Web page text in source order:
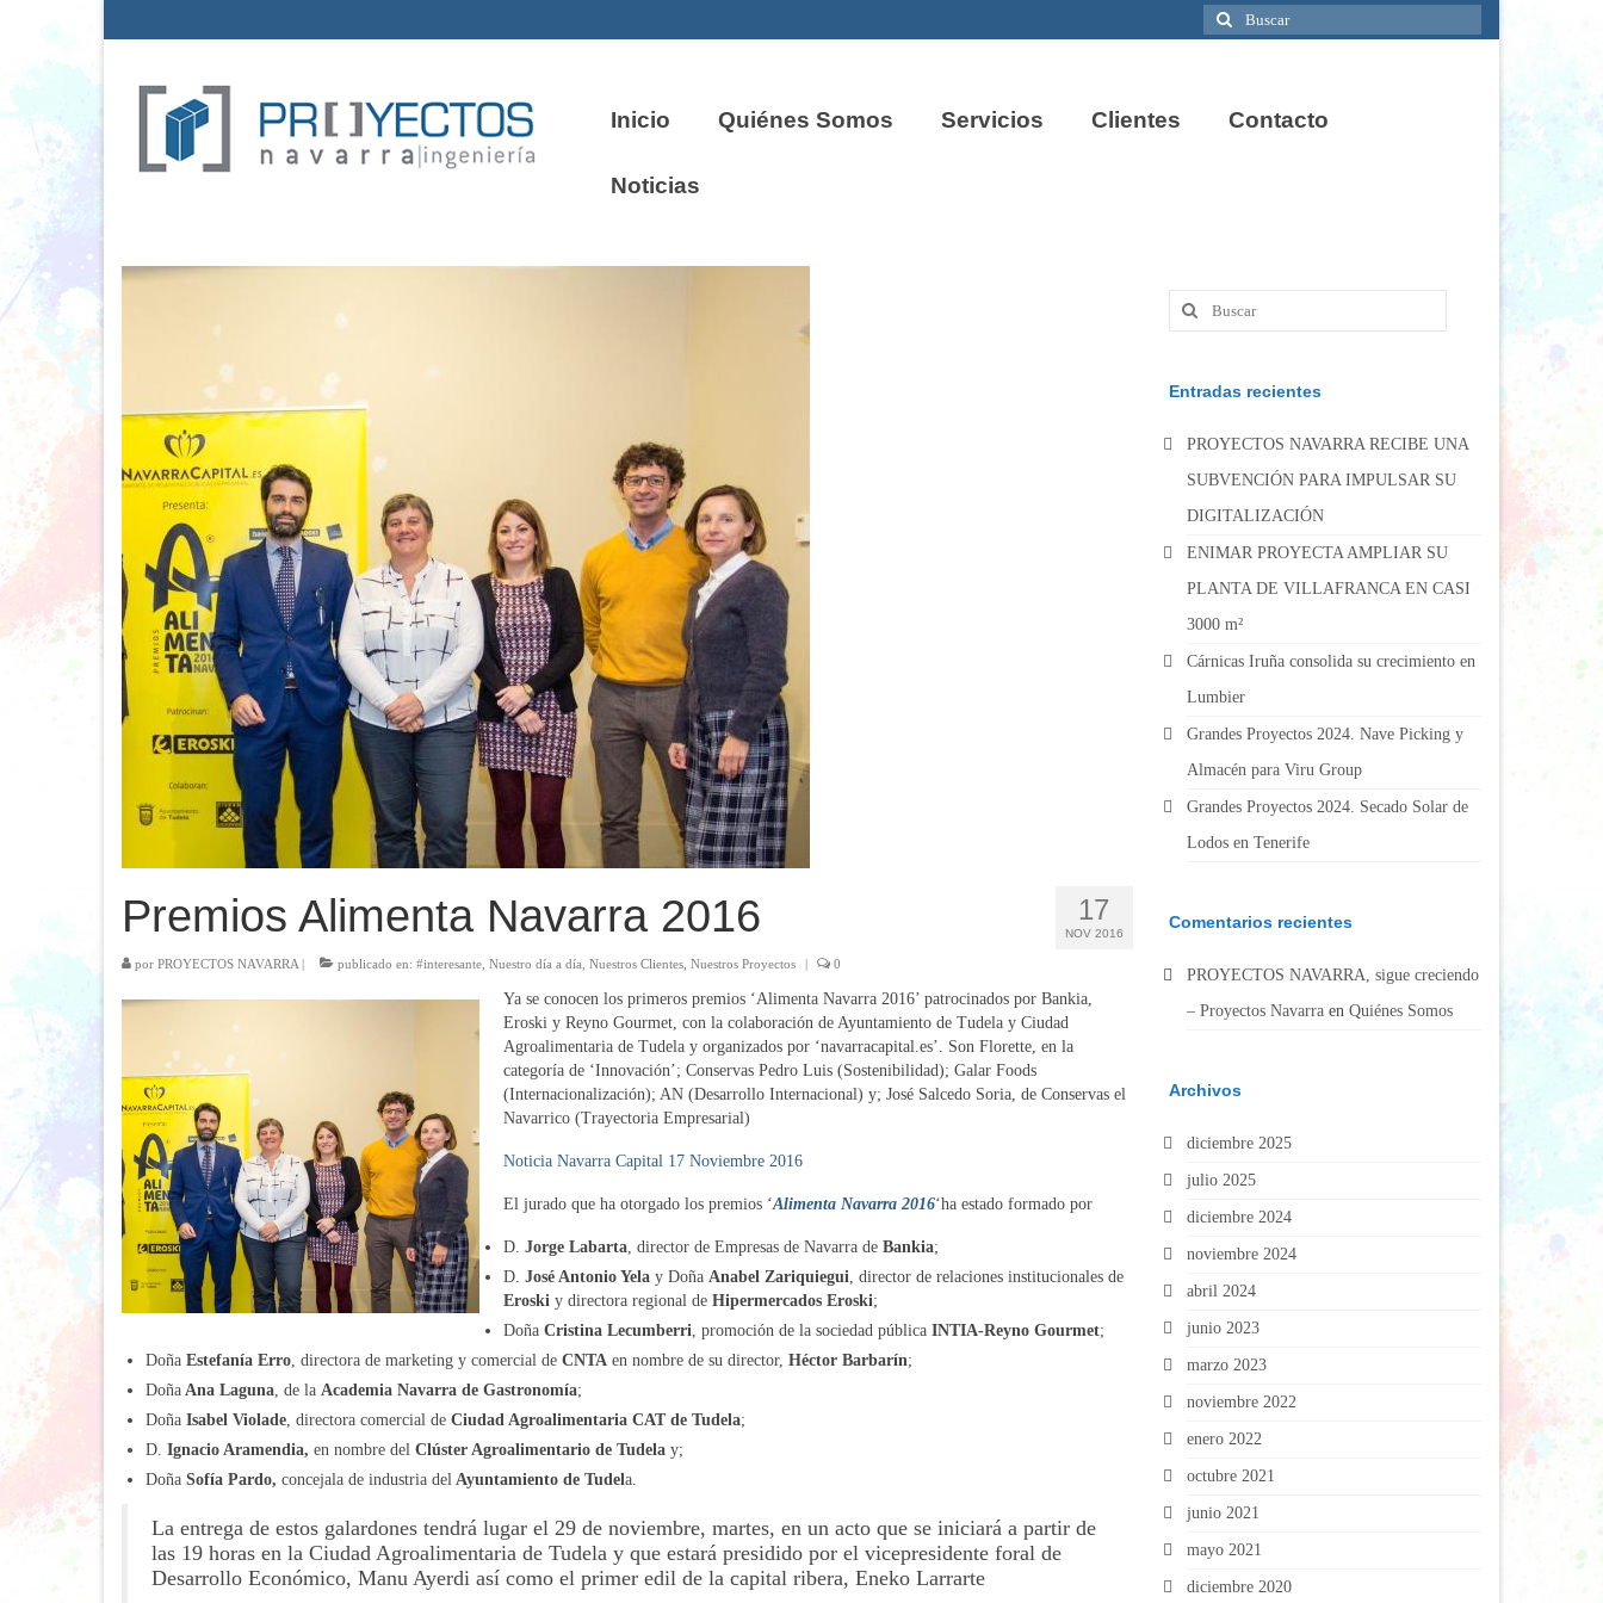
Buscar
por:
Inicio Quiénes Somos Servicios Clientes Contacto
Noticias
17
NOV 2016
Premios Alimenta Navarra 2016
por PROYECTOS NAVARRA | publicado en: #interesante Nuestro día a día Nuestros Clientes Nuestros Proyectos | 0
Ya se conocen los primeros premios ‘Alimenta Navarra 2016’ patrocinados por Bankia,
Eroski y Reyno Gourmet, con la colaboración de Ayuntamiento de Tudela y Ciudad
Agroalimentaria de Tudela y organizados por ‘navarracapital.es’. Son Florette, en la
categoría de ‘Innovación’; Conservas Pedro Luis (Sostenibilidad); Galar Foods
(Internacionalización); AN (Desarrollo Internacional) y; José Salcedo Soria, de Conservas el
Navarrico (Trayectoria Empresarial)
Noticia Navarra Capital 17 Noviembre 2016
El jurado que ha otorgado los premios ‘Alimenta Navarra 2016‘ha estado formado por
D. Jorge Labarta, director de Empresas de Navarra de Bankia;
D. José Antonio Yela y Doña Anabel Zariquiegui, director de relaciones institucionales de
Eroski y directora regional de Hipermercados Eroski;
Doña Cristina Lecumberri, promoción de la sociedad pública INTIA-Reyno Gourmet;
Doña Estefanía Erro, directora de marketing y comercial de CNTA en nombre de su director, Héctor Barbarín;
Doña Ana Laguna, de la Academia Navarra de Gastronomía;
Doña Isabel Violade, directora comercial de Ciudad Agroalimentaria CAT de Tudela;
D. Ignacio Aramendia, en nombre del Clúster Agroalimentario de Tudela y;
Doña Sofía Pardo, concejala de industria del Ayuntamiento de Tudela.
La entrega de estos galardones tendrá lugar el 29 de noviembre, martes, en un acto que se iniciará a partir de
las 19 horas en la Ciudad Agroalimentaria de Tudela y que estará presidido por el vicepresidente foral de
Desarrollo Económico, Manu Ayerdi así como el primer edil de la capital ribera, Eneko Larrarte
Buscar
por:
Entradas recientes
PROYECTOS NAVARRA RECIBE UNA
SUBVENCIÓN PARA IMPULSAR SU
DIGITALIZACIÓN
ENIMAR PROYECTA AMPLIAR SU
PLANTA DE VILLAFRANCA EN CASI
3000 m²
Cárnicas Iruña consolida su crecimiento en
Lumbier
Grandes Proyectos 2024. Nave Picking y
Almacén para Viru Group
Grandes Proyectos 2024. Secado Solar de
Lodos en Tenerife
Comentarios recientes
PROYECTOS NAVARRA, sigue creciendo
– Proyectos Navarraen Quiénes Somos
Archivos
diciembre 2025
julio 2025
diciembre 2024
noviembre 2024
abril 2024
junio 2023
marzo 2023
noviembre 2022
enero 2022
octubre 2021
junio 2021
mayo 2021
diciembre 2020